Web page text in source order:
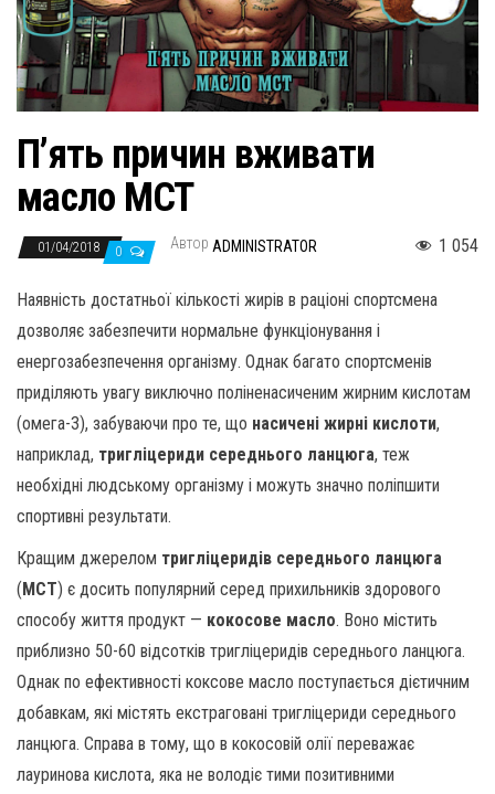
ю
П’ять причин вживати
масло MCT
01/04/2018 0 Автор ADMINISTRATOR 1 054
Наявність достатньої кількості жирів в раціоні спортсмена
дозволяє забезпечити нормальне функціонування і
енергозабезпечення організму. Однак багато спортсменів
приділяють увагу виключно поліненасиченим жирним кислотам
(омега-3), забуваючи про те, що насичені жирні кислоти,
наприклад, тригліцериди середнього ланцюга, теж
необхідні людському організму і можуть значно поліпшити
спортивні результати.
Кращим джерелом тригліцеридів середнього ланцюга
(MCT) є досить популярний серед прихильників здорового
способу життя продукт — кокосове масло. Воно містить
приблизно 50-60 відсотків тригліцеридів середнього ланцюга.
Однак по ефективності коксове масло поступається дієтичним
добавкам, які містять екстраговані тригліцериди середнього
ланцюга. Справа в тому, що в кокосовій олії переважає
лауринова кислота, яка не володіє тими позитивними